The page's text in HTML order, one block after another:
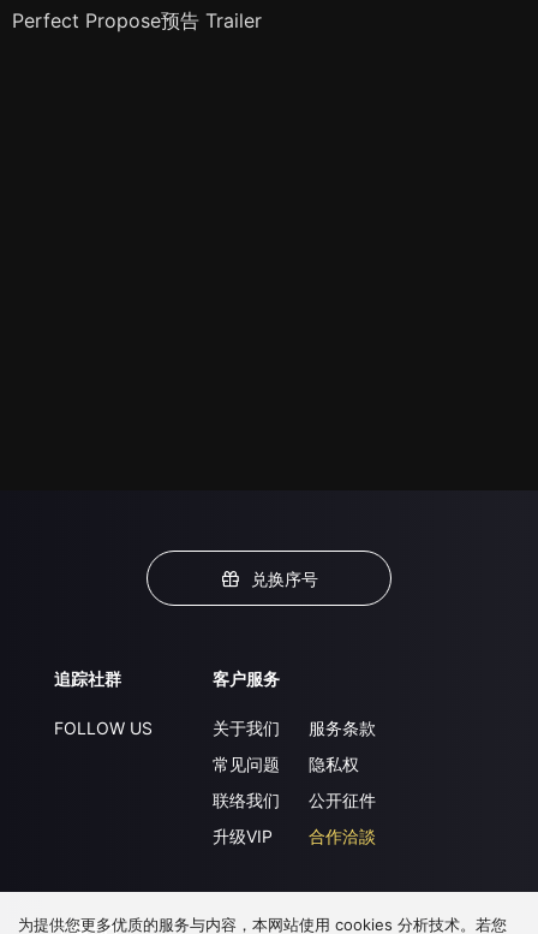
Perfect Propose预告 Trailer
兑换序号
追踪社群
FOLLOW US
客户服务
关于我们
常见问题
联络我们
升级VIP
服务条款
隐私权
公开征件
合作洽談
下载 APP
为提供您更多优质的服务与内容，本网站使用 cookies 分析技术。若您